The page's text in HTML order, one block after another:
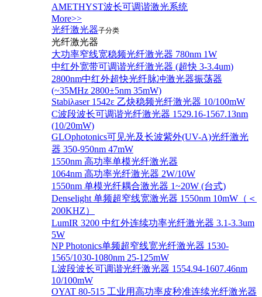
AMETHYST波长可调谐激光系统
More>>
光纤激光器子分类
光纤激光器
大功率窄线宽稳频光纤激光器 780nm 1W
中红外宽带可调谐光纤激光器 (超快 3-3.4um)
2800nm中红外超快光纤脉冲激光器振荡器
(~35MHz 2800±5nm 35mW)
Stabiλaser 1542ε 乙炔稳频光纤激光器 10/100mW
C波段波长可调谐光纤激光器 1529.16-1567.13nm
(10/20mW)
GLOphotonics可见光及长波紫外(UV-A)光纤激光
器 350-950nm 47mW
1550nm 高功率单模光纤激光器
1064nm 高功率光纤激光器 2W/10W
1550nm 单模光纤耦合激光器 1~20W (台式)
Denselight 单频超窄线宽激光器 1550nm 10mW（＜
200KHZ）
LumIR 3200 中红外连续功率光纤激光器 3.1-3.3um
5W
NP Photonics单频超窄线宽光纤激光器 1530-
1565/1030-1080nm 25-125mW
L波段波长可调谐光纤激光器 1554.94-1607.46nm
10/100mW
OYAT 80-515 工业用高功率皮秒准连续光纤激光器